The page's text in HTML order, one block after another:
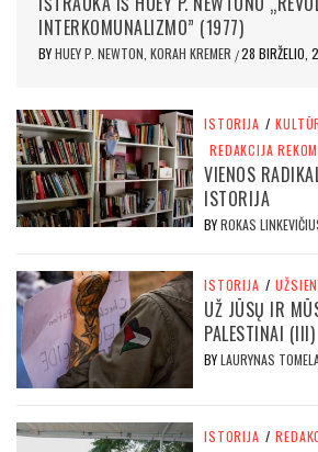
INTERKOMUNALIZMO” (1977)
BYHUEY P. NEWTON, KORAH KREMER /28 BIRŽELIO,
ISTORIJA /
REDAKCIJA
VIENOS
ISTORIJA
BYROKAS
ISTORIJA /
UŽ JŪSŲ IR
PALESTINAI (III)
BYLAURYNAS
ISTORIJA /